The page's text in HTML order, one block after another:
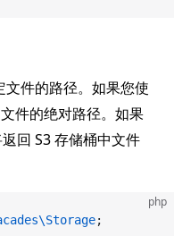
文件的路径。如果您使
件的绝对路径。如果
回 S3 存储桶中文件
php
;